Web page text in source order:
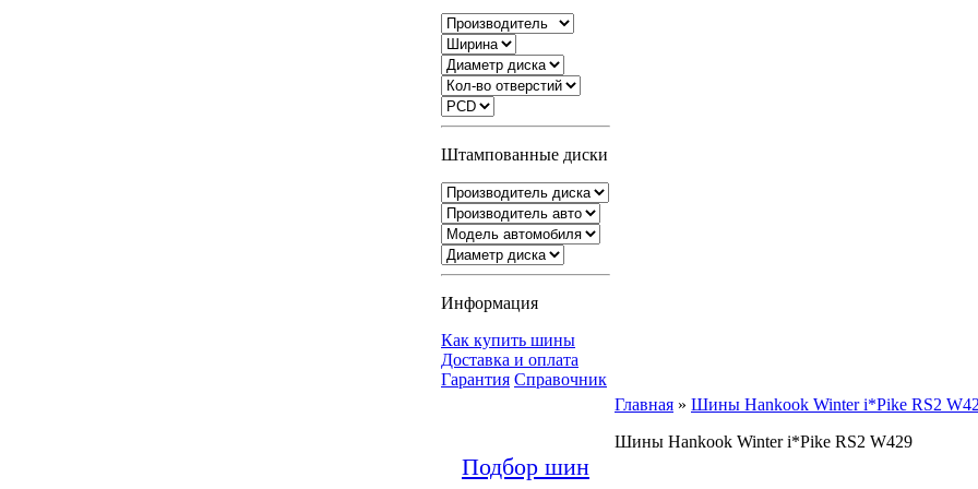
Штампованные диски
Информация
Как купить шины
Доставка и оплата
Гарантия Справочник
Подбор шин
Главная » Шины Hankook Winter i*Pike RS2
Шины Hankook Winter i*Pike RS2 W429